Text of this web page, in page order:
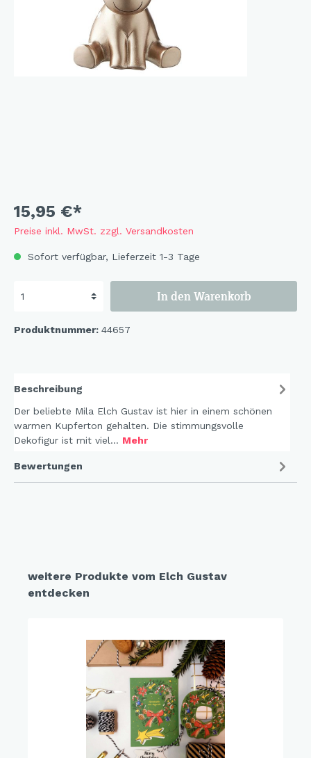
15,95 €*
Preise inkl. MwSt. zzgl. Versandkosten
Sofort verfügbar, Lieferzeit 1-3 Tage
In den Warenkorb
Produktnummer: 44657
Beschreibung
Der beliebte Mila Elch Gustav ist hier in einem schönen
warmen Kupferton gehalten. Die stimmungsvolle
Dekofigur ist mit viel… Mehr
Bewertungen
weitere Produkte vom Elch Gustav
entdecken